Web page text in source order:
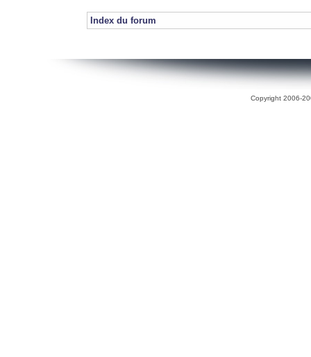
Index du forum
Copyright 2006-